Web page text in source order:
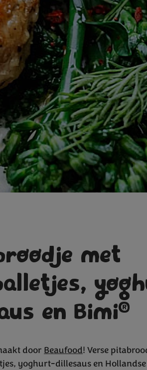
met
en Bimi®
door Beaufood! Verse
yoghurt-dillesaus en